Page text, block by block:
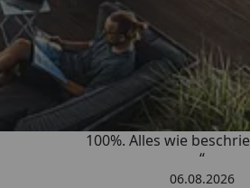
Trusted Shops
4,83/ 5
„Super schnell gelifert.
100%. Alles wie
“
06.08.2026